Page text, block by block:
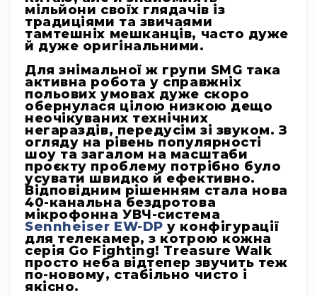
Моніторінг
(IEM)
Приймачі
Передавачі
Мікрофонні
голови
Всі
радіосистеми
Аксесуари
та
комплектуючі
Антени
та
антенне
обладнання
Антени
мільйони своїх глядачів із
традиціями та звичаями
тамтешніх мешканців, часто дуже
й дуже оригінальними.
Для знімальної ж групи SMG така
активна робота у справжніх
польових умовах дуже скоро
обернулася цілою низкою дещо
неочікуваних технічних
негараздів, передусім зі звуком. З
огляду на рівень популярності
шоу та загалом на масштаби
проєкту проблему потрібно було
усувати швидко й ефективно.
Відповідним рішенням стала нова
40-канальна бездротова
мікрофонна УВЧ-система
Sennheiser EW-DP у конфігурації
для телекамер, з котрою кожна
серія Go Fighting! Treasure Walk
просто неба відтепер звучить теж
по-новому, стабільно чисто і
якісно.